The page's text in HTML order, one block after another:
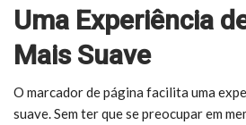
Uma Experiência
Mais Suave
O marcador de página facilita uma
suave. Sem ter que se preocupar em